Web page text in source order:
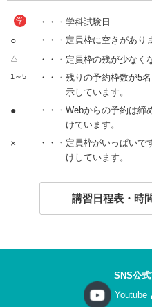
学 ・・・学科試験日
○ ・・・定員枠に空きがあり
△ ・・・定員枠の残が少なく
1～5
・・・残りの予約枠数が5
示しています。
●
・・・Webからの予約は
けています。
×
・・・定員枠がいっぱい
けしています。
講習日程表・時
SNS公
Youtube